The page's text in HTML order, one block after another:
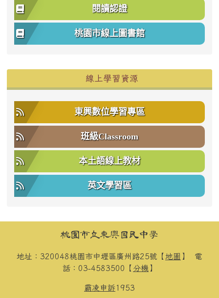
閱讀認證
桃園市線上圖書館
線上學習資源
東興數位學習專區
班級Classroom
本土語線上教材
英文學習區
頁尾區域內容桃園市立東興國民中學
地址：320048桃園市中壢區廣州路25號【 地圖 】 電
話：03-4583500【 分機 】
霸凌申訴1953